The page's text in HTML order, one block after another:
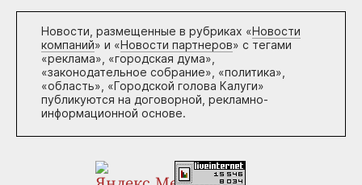
Новости, размещенные в рубриках «Новости
компаний» и «Новости партнеров» с тегами
«реклама», «городская дума»,
«законодательное собрание», «политика»,
«область», «Городской голова Калуги»
публикуются на договорной, рекламно-
информационной основе.